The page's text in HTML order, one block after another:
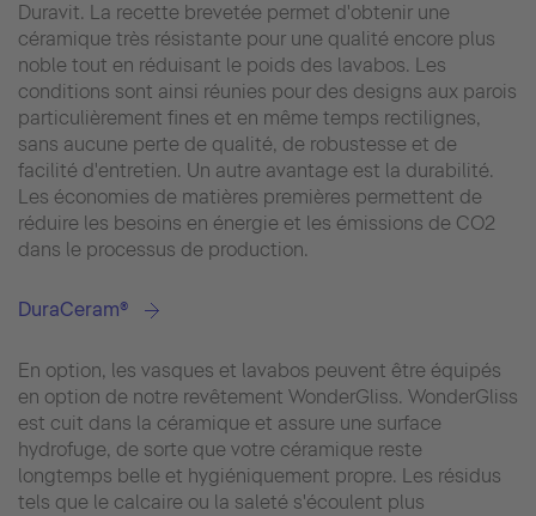
Duravit. La recette brevetée permet d'obtenir une
céramique très résistante pour une qualité encore plus
noble tout en réduisant le poids des lavabos. Les
conditions sont ainsi réunies pour des designs aux parois
particulièrement fines et en même temps rectilignes,
sans aucune perte de qualité, de robustesse et de
facilité d'entretien. Un autre avantage est la durabilité.
Les économies de matières premières permettent de
réduire les besoins en énergie et les émissions de CO2
dans le processus de production.
DuraCeram®
En option, les vasques et lavabos peuvent être équipés
en option de notre revêtement WonderGliss. WonderGliss
est cuit dans la céramique et assure une surface
hydrofuge, de sorte que votre céramique reste
longtemps belle et hygiéniquement propre. Les résidus
tels que le calcaire ou la saleté s'écoulent plus